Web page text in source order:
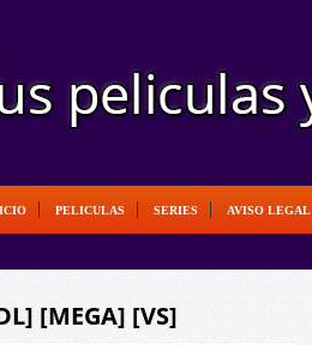
PELICULAS SERIES AVISO LEGAL
[MEGA] [VS]